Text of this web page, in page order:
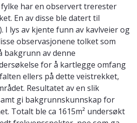
har en observert trerester
En av disse ble datert til
I lys av kjente funn av kavlveier og
observasjonene tolket som
bakgrunn av denne
for å kartlegge omfang
ellers på dette veistrekket,
Resultatet av en slik
gi bakgrunnskunnskap for
Totalt ble ca 1615m² undersøkt